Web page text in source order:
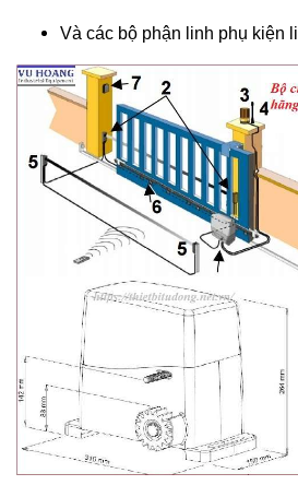
Và các bộ phận linh phụ kiện